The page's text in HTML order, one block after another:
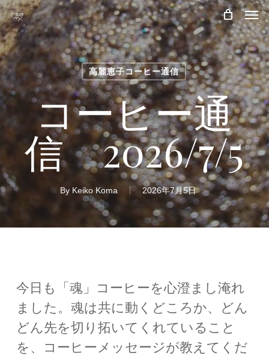
Skip
to
main
content
高麗恵子コーヒー通信
コーヒー通
信 2026/7/5
By Keiko Koma 2026年7月5日
今日も「魂」コーヒーを心澄まし淹れ
ました。魂は共に動くどころか、どん
どん先を切り拓いてくれていること
を、コーヒーメッセージが教えてくだ